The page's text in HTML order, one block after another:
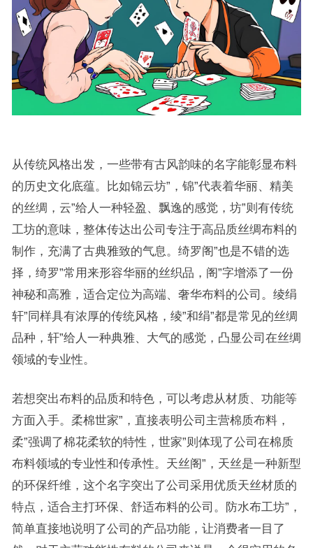
从传统风格出发，一些带有古风韵味的名字能彰显布料
的历史文化底蕴。比如锦云坊”，锦”代表着华丽、精美
的丝绸，云”给人一种轻盈、飘逸的感觉，坊”则有传统
工坊的意味，整体传达出公司专注于高品质丝绸布料的
制作，充满了古典雅致的气息。绮罗阁”也是不错的选
择，绮罗”常用来形容华丽的丝织品，阁”字增添了一份
神秘和高雅，适合定位为高端、奢华布料的公司。绫绢
轩”同样具有浓厚的传统风格，绫”和绢”都是常见的丝绸
品种，轩”给人一种典雅、大气的感觉，凸显公司在丝绸
领域的专业性。
若想突出布料的品质和特色，可以考虑从材质、功能等
方面入手。柔棉世家”，直接表明公司主营棉质布料，
柔”强调了棉花柔软的特性，世家”则体现了公司在棉质
布料领域的专业性和传承性。天丝阁”，天丝是一种新型
的环保纤维，这个名字突出了公司采用优质天丝材质的
特点，适合主打环保、舒适布料的公司。防水布工坊”，
简单直接地说明了公司的产品功能，让消费者一目了